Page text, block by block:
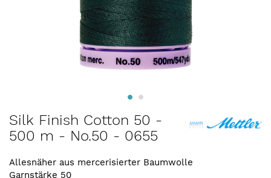
Zum
Anfang
der
springen
Silk Finish Cotton 50 -
500 m - No.50 - 0655
Allesnäher aus mercerisierter Baumwolle
Garnstärke 50